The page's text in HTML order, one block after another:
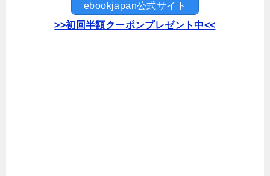
ebookjapan公式サイト
>>初回半額クーポンプレゼント中<<